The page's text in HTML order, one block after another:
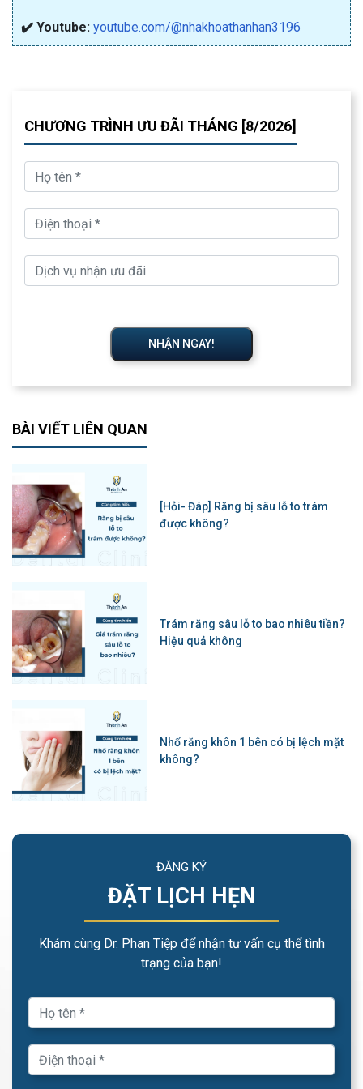
✔️ Youtube: youtube.com/@nhakhoathanhan3196
CHƯƠNG TRÌNH ƯU ĐÃI THÁNG [8/2026]
NHẬN NGAY!
BÀI VIẾT LIÊN QUAN
[Hỏi- Đáp] Răng bị sâu lỗ to trám
được không?
Trám răng sâu lỗ to bao nhiêu tiền?
Hiệu quả không
Nhổ răng khôn 1 bên có bị lệch mặt
không?
ĐĂNG KÝ
ĐẶT LỊCH HẸN
Khám cùng Dr. Phan Tiệp để nhận tư vấn cụ thể tình
trạng của bạn!